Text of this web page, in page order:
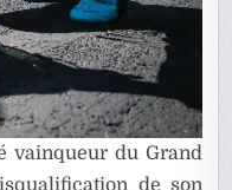
vainqueur du Grand
de son